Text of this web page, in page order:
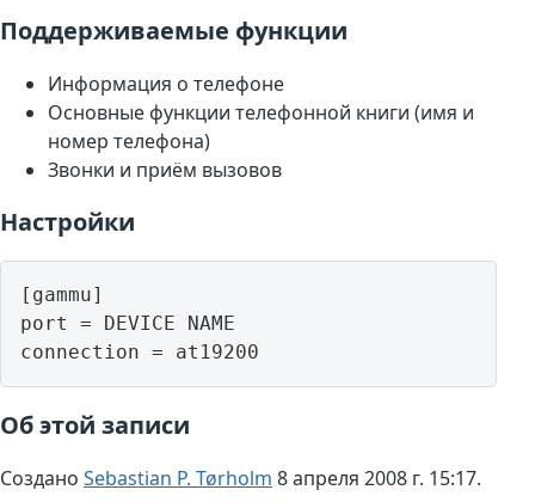
Поддерживаемые функции
Информация о телефоне
Основные функции телефонной книги (имя и
номер телефона)
Звонки и приём вызовов
Настройки
[gammu]
port = DEVICE NAME
Об этой записи
Создано Sebastian P. Tørholm 8 апреля 2008 г. 15:17.